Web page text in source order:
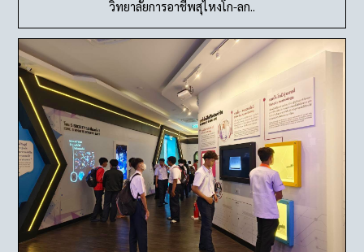
วิทยาลัยการอาชีพสุไหงโก-ลก..